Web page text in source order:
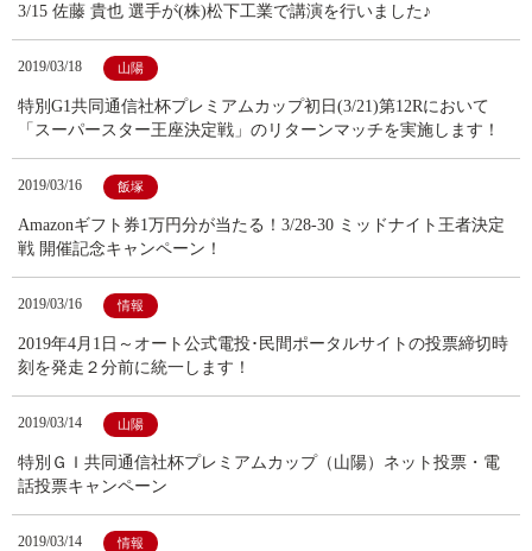
3/15 佐藤 貴也 選手が(株)松下工業で講演を行いました♪
2019/03/18 山陽
特別G1共同通信社杯プレミアムカップ初日(3/21)第12Rにおいて
「スーパースター王座決定戦」のリターンマッチを実施します！
2019/03/16 飯塚
Amazonギフト券1万円分が当たる！3/28-30 ミッドナイト王者決定
戦 開催記念キャンペーン！
2019/03/16 情報
2019年4月1日～オート公式電投･民間ポータルサイトの投票締切時
刻を発走２分前に統一します！
2019/03/14 山陽
特別ＧＩ共同通信社杯プレミアムカップ（山陽）ネット投票・電
話投票キャンペーン
2019/03/14 情報